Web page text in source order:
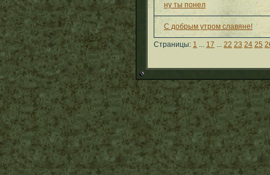
ну ты понел
С добрым утром славяне!
Страницы: 1 ... 17 ... 22 23 24 25